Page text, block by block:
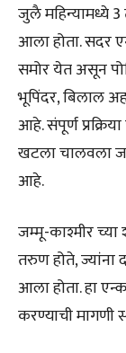
जुलै महिन्यामध्ये
आला होता. सदर
समोर येत असून
भूपिंदर, बिलाल
आहे. संपूर्ण
खटला चालवला
आहे.
जम्मू-काश्मीर च्या
तरुण होते,
आला होता. हा
करण्याची मागणी